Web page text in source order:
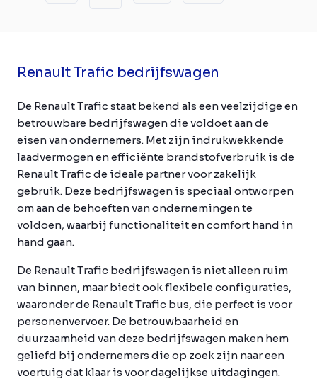
Renault Trafic bedrijfswagen
De Renault Trafic staat bekend als een veelzijdige en
betrouwbare bedrijfswagen die voldoet aan de
eisen van ondernemers. Met zijn indrukwekkende
laadvermogen en efficiënte brandstofverbruik is de
Renault Trafic de ideale partner voor zakelijk
gebruik. Deze bedrijfswagen is speciaal ontworpen
om aan de behoeften van ondernemingen te
voldoen, waarbij functionaliteit en comfort hand in
hand gaan.
De Renault Trafic bedrijfswagen is niet alleen ruim
van binnen, maar biedt ook flexibele configuraties,
waaronder de Renault Trafic bus, die perfect is voor
personenvervoer. De betrouwbaarheid en
duurzaamheid van deze bedrijfswagen maken hem
geliefd bij ondernemers die op zoek zijn naar een
voertuig dat klaar is voor dagelijkse uitdagingen.